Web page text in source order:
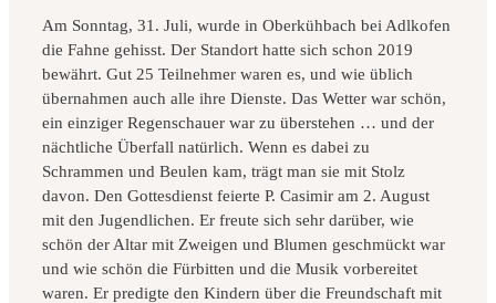
Am Sonntag, 31. Juli, wurde in Oberkühbach bei Adlkofen
die Fahne gehisst. Der Standort hatte sich schon 2019
bewährt. Gut 25 Teilnehmer waren es, und wie üblich
übernahmen auch alle ihre Dienste. Das Wetter war schön,
ein einziger Regenschauer war zu überstehen … und der
nächtliche Überfall natürlich. Wenn es dabei zu
Schrammen und Beulen kam, trägt man sie mit Stolz
davon. Den Gottesdienst feierte P. Casimir am 2. August
mit den Jugendlichen. Er freute sich sehr darüber, wie
schön der Altar mit Zweigen und Blumen geschmückt war
und wie schön die Fürbitten und die Musik vorbereitet
waren. Er predigte den Kindern über die Freundschaft mit